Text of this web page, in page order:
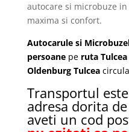
autocare si microbuze
maxima si confort.
Autocarule si
persoane pe ruta
Oldenburg Tulcea circula
Transportul
adresa dorita
aveti un cod